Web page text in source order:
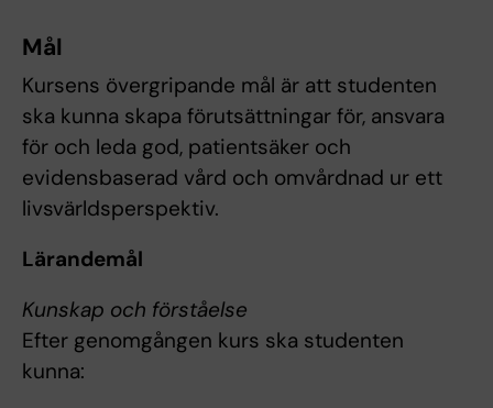
Mål
Kursens övergripande mål är att studenten
ska kunna skapa förutsättningar för, ansvara
för och leda god, patientsäker och
evidensbaserad vård och omvårdnad ur ett
livsvärldsperspektiv.
Lärandemål
Kunskap och förståelse
Efter genomgången kurs ska studenten
kunna: